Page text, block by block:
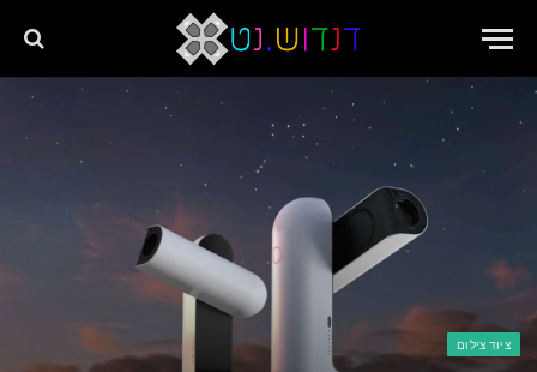
זֶה
בִּקְלִיק"
הָאֲתָר.
ציוד צילום